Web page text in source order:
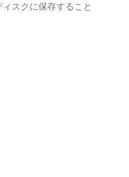
スクに保存すること